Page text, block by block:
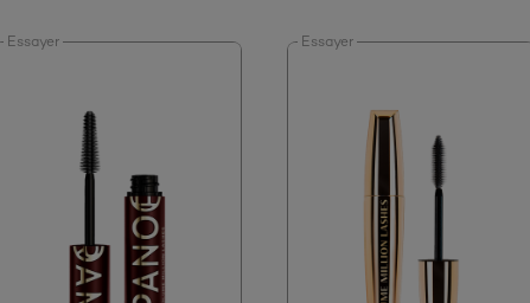
Essayer Essayer